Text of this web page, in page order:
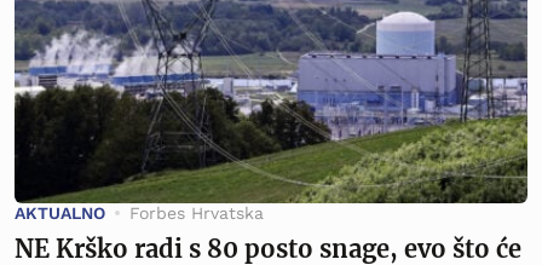
AKTUALNO Forbes Hrvatska
NE Krško radi s 80 posto snage, evo što će